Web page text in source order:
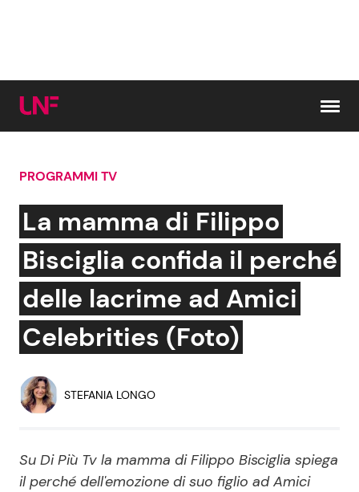
Cerca:
News e Cronaca
Attualità Italiana
Dal Mondo
Economia
Persone Scomparse
Politica
Gossip e TV
Bellezze VIP
Coppie VIP
Reality e Talent
PROGRAMMI TV
La mamma di Filippo
Bisciglia confida il perché
delle lacrime ad Amici
Celebrities (Foto)
STEFANIA LONGO
Su Di Più Tv la mamma di Filippo Bisciglia spiega
il perché dell'emozione di suo figlio ad Amici